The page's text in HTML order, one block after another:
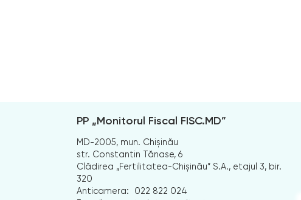
PP „Monitorul Fiscal FISC.MD”
MD-2005, mun. Chișinău
str. Constantin Tănase, 6
Clădirea „Fertilitatea-Chișinău” S.A., etajul 3, bir.
320
Anticamera:
022 822 024